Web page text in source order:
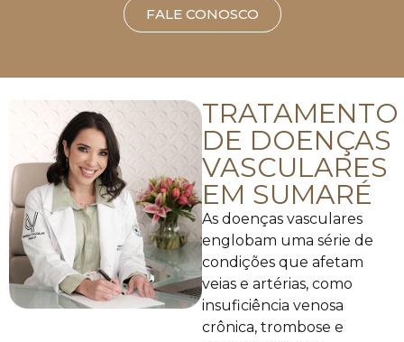
FALE CONOSCO
TRATAMENTO
DE DOENÇAS
VASCULARES
EM SUMARÉ
As doenças vasculares
englobam uma série de
condições que afetam
veias e artérias, como
insuficiência venosa
crônica, trombose e